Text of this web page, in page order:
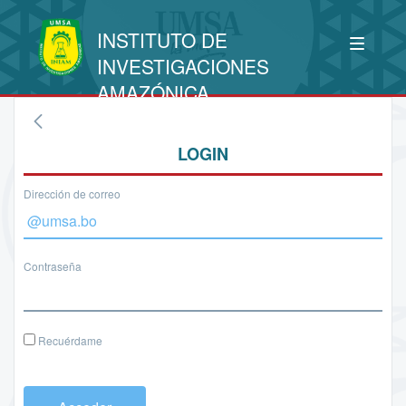
INSTITUTO DE
INVESTIGACIONES
AMAZÓNICA
LOGIN
Dirección de correo
Contraseña
Recuérdame